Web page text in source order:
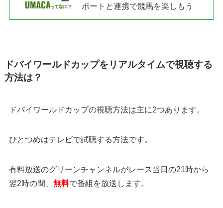
ポートと連携で競馬を楽しもう
ドバイワールドカップをリアルタイムで視聴する
方法は？
ドバイワールドカップの視聴方法は主に2つあります。
ひとつめはテレビで試聴する方法です。
有料放送のグリーンチャンネルがレース当日の21時から
翌2時の間、 無料で番組を放送します。